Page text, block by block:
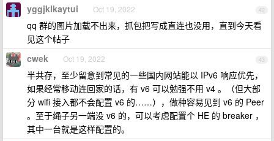
42
yggjklkaytui Oct 19, 2022
qq 群的图片加载不出来，抓包把写成直连也没用，直到今天看
见这个帖子
43
cwek Oct 19, 2022
半共存，至少留意到常见的一些国内网站能以 IPv6 响应优先，
如果经常移动连回家的话，有 v6 可以勉强不用 v4 。（但大部
分 wifi 接入都不会配置 v6 的……），做种容易见到 v6 的 Peer
。至于绳子另一端没 v6 的，可以考虑配置个 HE 的 breaker ，
其中一台就是这样配置的。